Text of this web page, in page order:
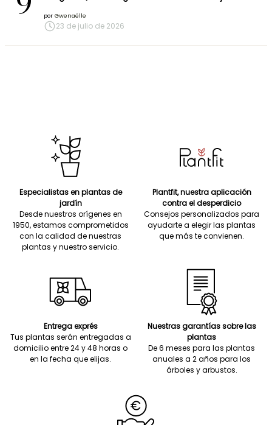
por Gwenaëlle
23 de julio de 2026
Especialistas en plantas de
jardín
Desde nuestros orígenes en
1950, estamos comprometidos
con la calidad de nuestras
plantas y nuestro servicio.
Plantfit, nuestra aplicación
contra el desperdicio
Consejos personalizados para
ayudarte a elegir las plantas
que más te convienen.
Entrega exprés
Tus plantas serán entregadas a
domicilio entre 24 y 48 horas o
en la fecha que elijas.
Nuestras garantías sobre las
plantas
De 6 meses para las plantas
anuales a 2 años para los
árboles y arbustos.